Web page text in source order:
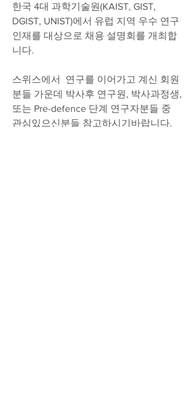
한국 4대 과학기술원(KAIST, GIST,
DGIST, UNIST)에서 유럽 지역 우수 연구
인재를 대상으로 채용 설명회를 개최합
니다.
스위스에서  연구를 이어가고 계신 회원
분들 가운데 박사후 연구원, 박사과정생,
또는 Pre-defence 단계 연구자분들 중
관심있으신분들 참고하시기바랍니다.